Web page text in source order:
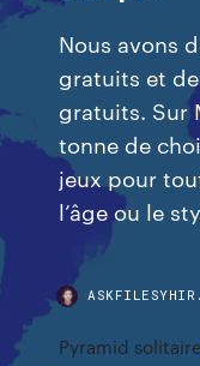
Nous avons
gratuits et
gratuits. Sur
tonne de
jeux pour
l’âge ou le
Pyramid